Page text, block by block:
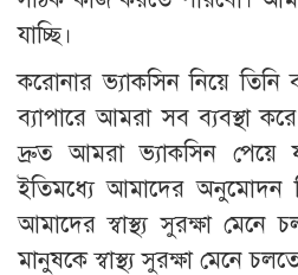
যাচ্ছি।
করোনার ভ্যাকসিন নিয়ে তিনি
ব্যাপারে আমরা সব ব্যবস্থা
দ্রুত আমরা ভ্যাকসিন পেয়ে
ইতিমধ্যে আমাদের অনুমোদন
আমাদের স্বাস্থ্য সুরক্ষা
মানুষকে স্বাস্থ্য সুরক্ষা মেনে